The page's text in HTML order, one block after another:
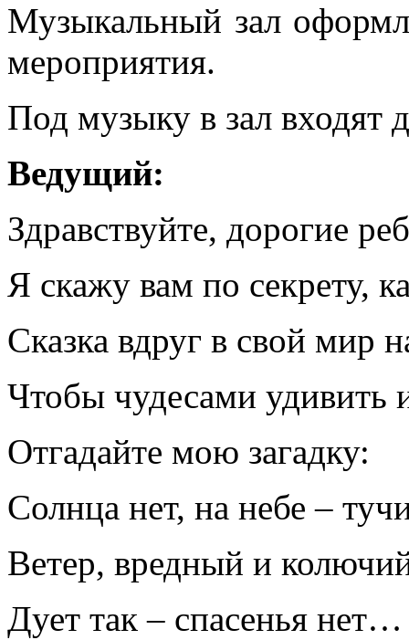
Музыкальный зал
мероприятия.
Под музыку в зал входят
Ведущий:
Здравствуйте, дорогие
Я скажу вам по секрету,
Сказка вдруг в свой мир
Чтобы чудесами удивить
Отгадайте мою загадку:
Солнца нет, на небе –
Ветер, вредный и
Дует так – спасенья нет…